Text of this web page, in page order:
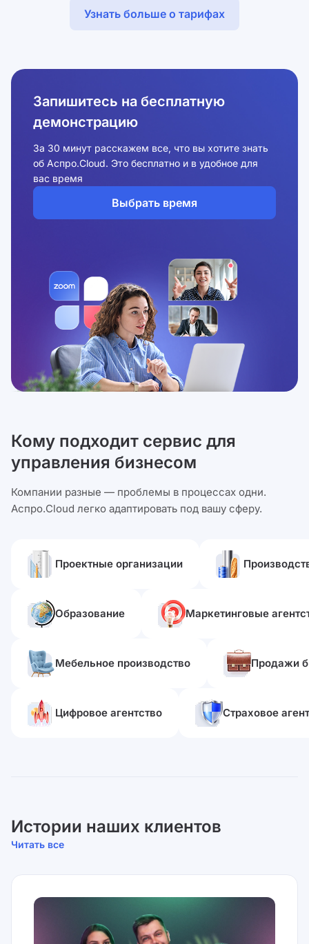
Узнать больше о тарифах
Запишитесь на бесплатную
демонстрацию
За 30 минут расскажем все, что вы хотите знать
об Аспро.Cloud. Это бесплатно и в удобное для
вас время
Выбрать время
Кому подходит сервис для
управления бизнесом
Компании разные — проблемы в процессах одни.
Аспро.Cloud легко адаптировать под вашу сферу.
Проектные организации
Образование Маркетинговые
Мебельное производство Продажи
Цифровое агентство Страховое
Истории наших клиентов
Читать все